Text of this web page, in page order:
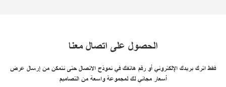
الحصول على اتصال معنا
فقط اترك بريدك الإلكتروني أو رقم هاتفك في نموذج الاتصال حتى نتمكن من إرسال عرض
أسعار مجاني لك لمجموعة واسعة من التصاميم